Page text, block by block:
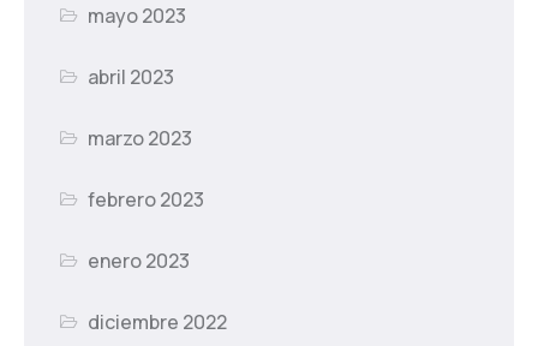
mayo 2023
abril 2023
marzo 2023
febrero 2023
enero 2023
diciembre 2022